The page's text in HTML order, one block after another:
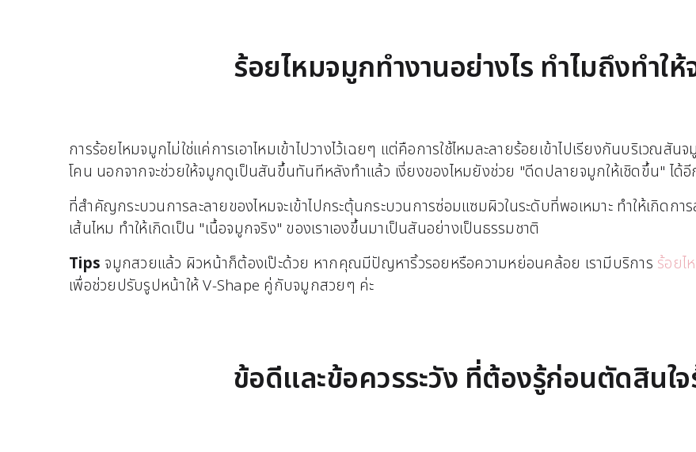
ร้อยไหมจมูกทำงานอย่างไร ทำไมถึงทำใ
การร้อยไหมจมูกไม่ใช่แค่การเอาไหมเข้าไปวางไว้เฉยๆ แต่คือการใช้ไหมละลายร้อยเข้าไปเรียงกันบริเวณ
โคน นอกจากจะช่วยให้จมูกดูเป็นสันขึ้นทันทีหลังทำแล้ว เงี่ยงของไหมยังช่วย "ดีดปลายจมูกให้เชิดขึ้น" ได้
ที่สำคัญกระบวนการละลายของไหมจะเข้าไปกระตุ้นกระบวนการซ่อมแซมผิวในระดับที่พอเหมาะ ทำให้เกิดกา
เส้นไหม ทำให้เกิดเป็น "เนื้อจมูกจริง" ของเราเองขึ้นมาเป็นสันอย่างเป็นธรรมชาติ
Tips จมูกสวยแล้ว ผิวหน้าก็ต้องเป๊ะด้วย หากคุณมีปัญหาริ้วรอยหรือความหย่อนคล้อย เรามีบริการ ร้อยไ
เพื่อช่วยปรับรูปหน้าให้ V-Shape คู่กับจมูกสวยๆ ค่ะ
ข้อดีและข้อควรระวัง ที่ต้องรู้ก่อนตัดสินใ